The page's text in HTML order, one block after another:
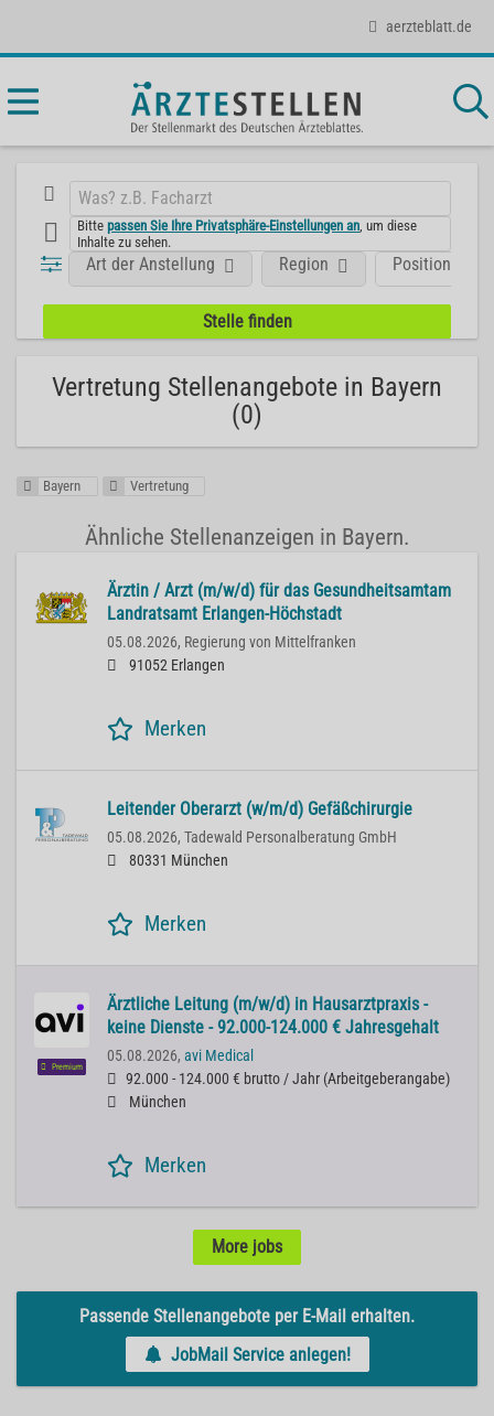
aerzteblatt.de
Bittepassen Sie Ihre Privatsphäre-Einstellungen an , um diese
Inhalte zu sehen.
Position
Art der Anstellung Region
Vertretung Stellenangebote in Bayern
(0)
Bayern Vertretung
Ähnliche Stellenanzeigen in Bayern.
Ärztin / Arzt (m/w/d) für das Gesundheitsamtam
Landratsamt Erlangen-Höchstadt
05.08.2026, Regierung von Mittelfranken
91052 Erlangen
Merken
Leitender Oberarzt (w/m/d) Gefäßchirurgie
05.08.2026, Tadewald Personalberatung GmbH
80331 München
Merken
Premium
Ärztliche Leitung (m/w/d) in Hausarztpraxis -
keine Dienste - 92.000-124.000 € Jahresgehalt
05.08.2026, avi Medical
92.000 - 124.000 € brutto / Jahr (Arbeitgeberangabe)
München
Merken
More jobs
Passende Stellenangebote per E-Mail erhalten.
JobMail Service anlegen!